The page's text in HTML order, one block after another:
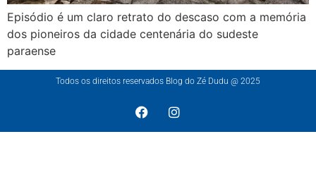
Episódio é um claro retrato do descaso com a memória
dos pioneiros da cidade centenária do sudeste
paraense
Todos os direitos reservados Blog do Zé Dudu @ 2025